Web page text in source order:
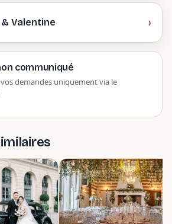
Valentine
communiqué
demandes uniquement via le